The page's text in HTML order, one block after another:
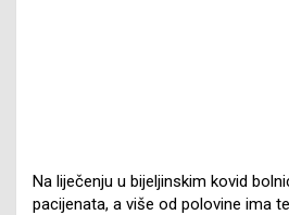
Na liječenju u bijeljinskim kovid
pacijenata, a više od polovine ima